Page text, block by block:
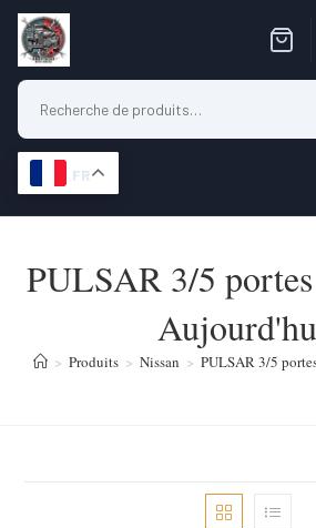
FR
contentPULSAR 3/5
> Produits > Nissan > PULSAR 3/5